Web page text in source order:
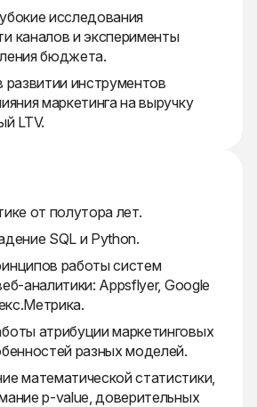
исследования
каналов и эксперименты
бюджета.
развитии инструментов
маркетинга на выручку
LTV.
от полутора лет.
SQL и Python.
работы систем
аналитики: Appsflyer, Google
атрибуции маркетинговых
разных моделей.
математической статистики,
p-value, доверительных